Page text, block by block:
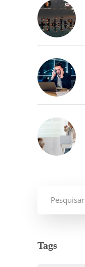
Tags